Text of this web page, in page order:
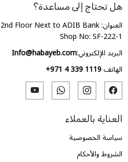
العناية بالعملاء
سياسة الخصوصية
الشروط والأحكام
هل تحتاج إلى مساعدة؟
العنوان: Dubai Mall - 2nd Floor Next to ADIB Bank.
Shop No: SF-222-1
البريد الإلكتروني:Info@habayeb.com
الهاتف+971 4 339 1119